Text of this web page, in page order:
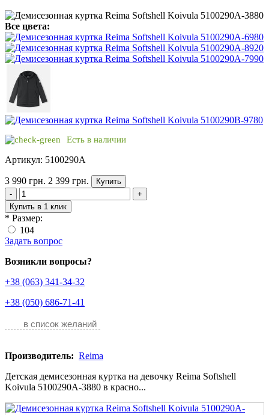
Все цвета:
Есть в наличии
Артикул: 5100290A
3 990 грн. 2 399 грн.
Купить
-
+
Купить в 1 клик
* Размер:
104
Задать вопрос
Возникли вопросы?
+38 (063) 341-34-32
+38 (050) 686-71-41
в список желаний
Производитель: Reima
Детская демисезонная куртка на девочку Reima Softshell
Koivula 5100290A-3880 в красно...